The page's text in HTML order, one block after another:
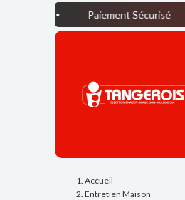
Paiement Sécurisé
Accueil
Entretien Maison